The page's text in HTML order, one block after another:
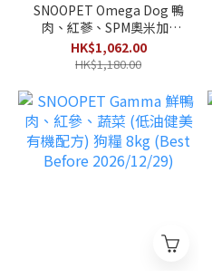
SNOOPET Omega Dog 鴨
肉、紅蔘、SPM奧米加3
(水解低敏 關節及免疫配方)
全年齡犬狗糧 10kg
HK$1,062.00
HK$1,180.00